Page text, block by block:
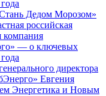
Дедом Морозом»
российская
компания
— о ключевых
директора
Евгения
Энергетика и Новым